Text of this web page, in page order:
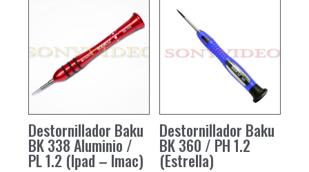
Destornillador Baku
BK 338 Aluminio /
PL 1.2 (Ipad – Imac)
Destornillador Baku
BK 360 / PH 1.2
(Estrella)